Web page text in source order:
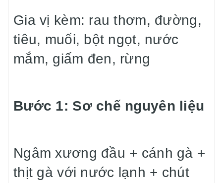
Gia vị kèm: rau thơm, đường,
tiêu, muối, bột ngọt, nước
mắm, giấm đen, rừng
Bước 1: Sơ chế nguyên liệu
Ngâm xương đầu + cánh gà +
thịt gà với nước lạnh + chút